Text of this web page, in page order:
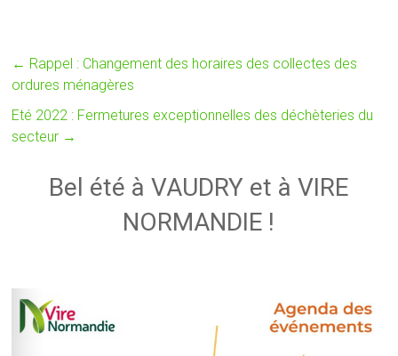
← Rappel : Changement des horaires des collectes des
ordures ménagères
Eté 2022 : Fermetures exceptionnelles des déchèteries du
secteur →
Bel été à VAUDRY et à VIRE
NORMANDIE !